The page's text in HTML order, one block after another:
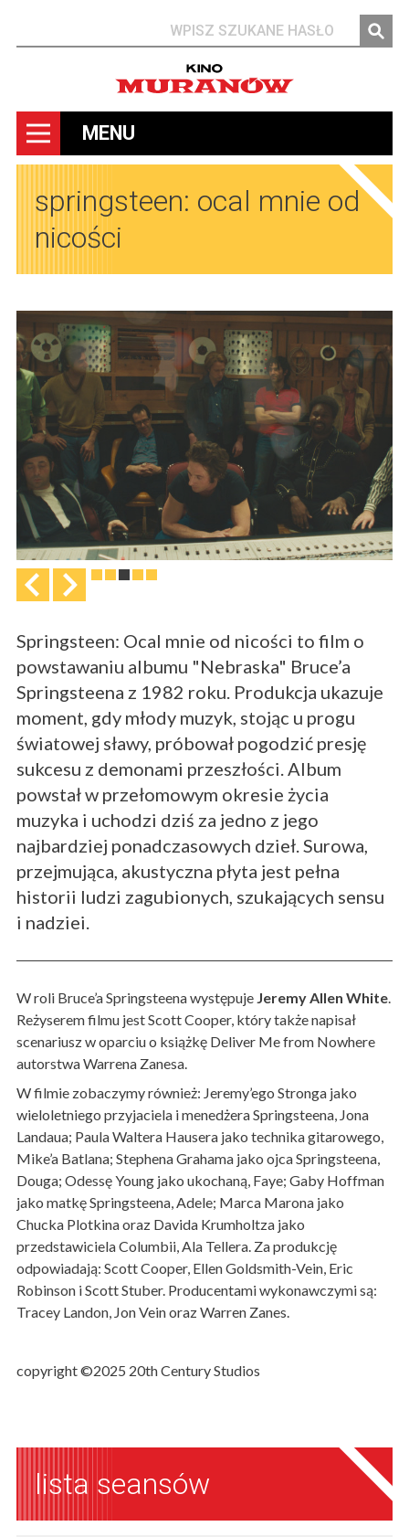
MENU
springsteen: ocal mnie od
nicości
Obrazy
Obrazy
Obrazy
Obrazy
Obrazy
Springsteen: Ocal mnie od nicości to film o
powstawaniu albumu "Nebraska" Bruce’a
Springsteena z 1982 roku. Produkcja ukazuje
moment, gdy młody muzyk, stojąc u progu
światowej sławy, próbował pogodzić presję
sukcesu z demonami przeszłości. Album
powstał w przełomowym okresie życia
muzyka i uchodzi dziś za jedno z jego
najbardziej ponadczasowych dzieł. Surowa,
przejmująca, akustyczna płyta jest pełna
historii ludzi zagubionych, szukających sensu
i nadziei.
W roli Bruce’a Springsteena występuje Jeremy Allen White
Reżyserem filmu jest Scott Cooper, który także napisał
scenariusz w oparciu o książkę Deliver Me from Nowhere
autorstwa Warrena Zanesa.
W filmie zobaczymy również: Jeremy’ego Stronga jako
wieloletniego przyjaciela i menedżera Springsteena, Jona
Landaua; Paula Waltera Hausera jako technika gitarowego,
Mike’a Batlana; Stephena Grahama jako ojca Springsteena,
Douga; Odessę Young jako ukochaną, Faye; Gaby Hoffman
jako matkę Springsteena, Adele; Marca Marona jako
Chucka Plotkina oraz Davida Krumholtza jako
przedstawiciela Columbii, Ala Tellera. Za produkcję
odpowiadają: Scott Cooper, Ellen Goldsmith-Vein, Eric
Robinson i Scott Stuber. Producentami wykonawczymi są:
Tracey Landon, Jon Vein oraz Warren Zanes.
copyright ©2025 20th Century Studios
lista seansów